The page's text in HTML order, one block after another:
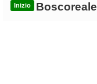
Inizio Boscoreale